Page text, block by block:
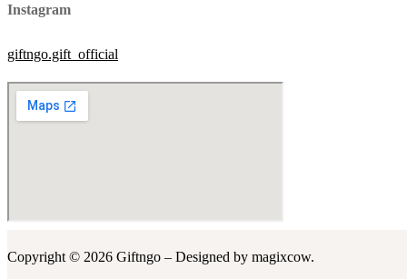
Instagram
giftngo.gift_official
Copyright © 2026 Giftngo – Designed by magixcow.